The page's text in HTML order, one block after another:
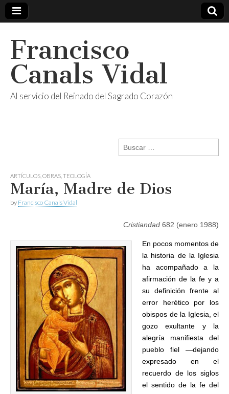
Francisco
Canals Vidal
Al servicio del Reinado del Sagrado Corazón
Buscar:
ARTÍCULOS OBRAS TEOLOGÍA
María, Madre de Dios
by Francisco Canals Vidal
Cristiandad 682 (enero 1988)
En pocos momentos de
la historia de la Iglesia
ha acompañado a la
afirmación de la fe y a
su definición frente al
error herético por los
obispos de la Iglesia, el
gozo exultante y la
alegría manifiesta del
pueblo fiel —dejando
expresado en el
recuerdo de los siglos
el sentido de la fe del